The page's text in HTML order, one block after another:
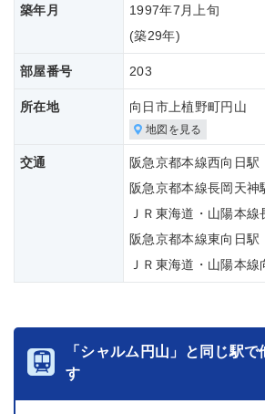
築年月
1997年7月上旬
(築29年)
部屋番号 203
所在地 向日市上植野町円山
地図を見る
交通
阪急京都本線西向日
阪急京都本線長岡天
ＪＲ東海道・山陽本
阪急京都本線東向日
ＪＲ東海道・山陽本
「シャルム円山」と同じ駅
す